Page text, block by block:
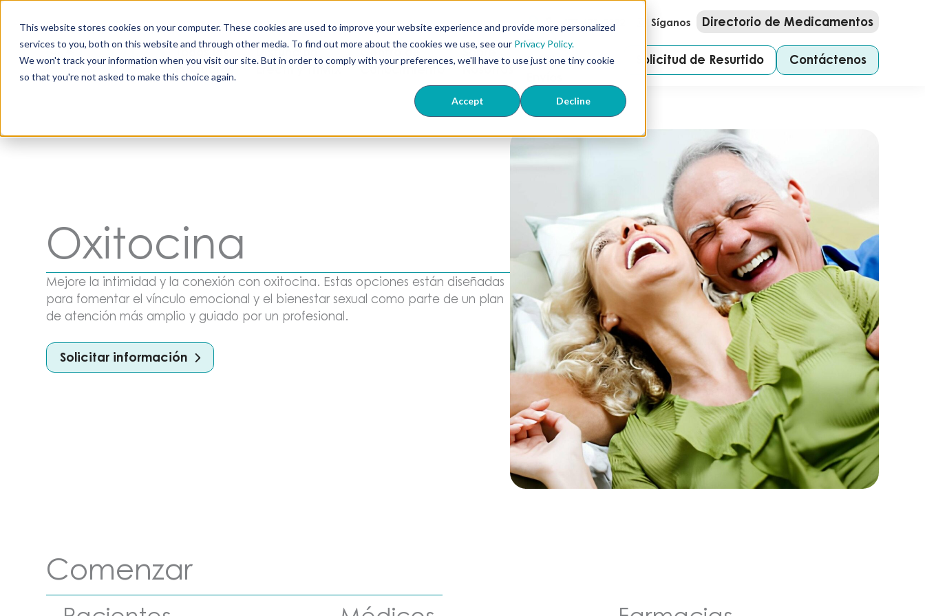
This website stores cookies on your computer. These cookies are used to improve your website experience and provide more personalized
services to you, both on this website and through other media. To find out more about the cookies we use, see our Privacy Policy.
We won't track your information when you visit our site. But in order to comply with your preferences, we'll have to use just one tiny cookie
so that you're not asked to make this choice again.
Accept Decline
contenido
407-673-2222 Síganos Directorio de Medicamentos
Todos los
Productos
Disfunción
Eréctil y TriMix
Centro de
Conocimiento
Sobre
Nosotros
Dónde
Realizamos
Solicitud de Resurtido Contáctenos
Oxitocina
Mejore la intimidad y la conexión con oxitocina. Estas opciones están diseñadas
para fomentar el vínculo emocional y el bienestar sexual como parte de un plan
de atención más amplio y guiado por un profesional.
Solicitar información
Comenzar